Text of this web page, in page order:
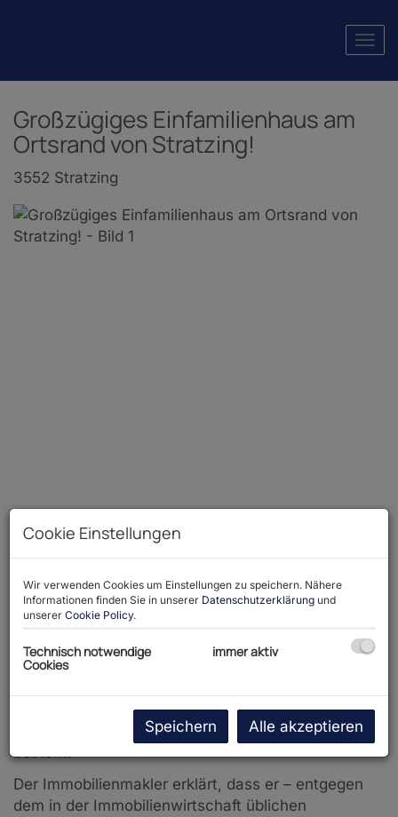
Großzügiges Einfamilienhaus am
Ortsrand von Stratzing!
3552 Stratzing
Beschreibung
Vermittler und dem zu vermittelnden Dritten ein
familiäres oder wirtschaftliches Naheverhältnis
besteht.
Der Immobilienmakler erklärt, dass er – entgegen
dem in der Immobilienwirtschaft üblichen
Cookie Einstellungen
Wir verwenden Cookies um Einstellungen zu speichern. Nähere
Informationen finden Sie in unserer Datenschutzerklärung und
unserer Cookie Policy.
Technisch notwendige
Cookies
immer aktiv
Speichern Alle akzeptieren